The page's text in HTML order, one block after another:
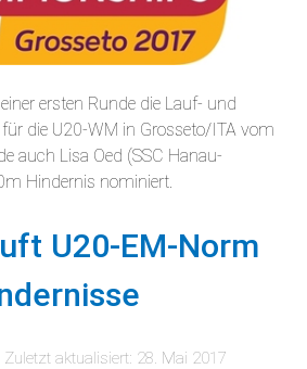
ersten Runde die Lauf- und
die U20-WM in Grosseto/ITA vom
auch Lisa Oed (SSC Hanau-
Hindernis nominiert.
U20-EM-Norm
Zuletzt aktualisiert: 28. Mai 2017